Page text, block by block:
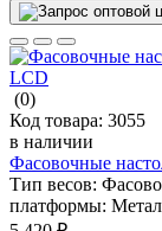
(0)
Код товара: 3055
в наличии
Фасовочные
Тип весов:
платформы: